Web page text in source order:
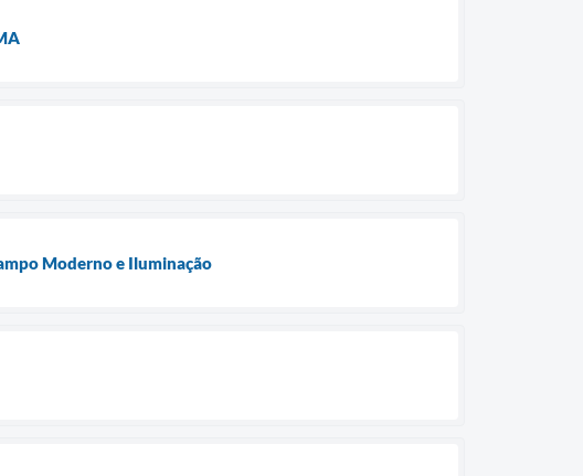
Moderno e Iluminação